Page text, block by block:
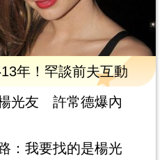
年！罕談前夫互動
光友 許常德爆內
：我要找的是楊光